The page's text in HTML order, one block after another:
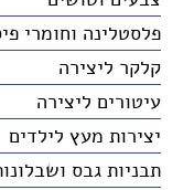
פלסטלינה וחומרי
קלקר ליצירה
עיטורים ליצירה
יצירות מעץ לילדים
תבניות גבס